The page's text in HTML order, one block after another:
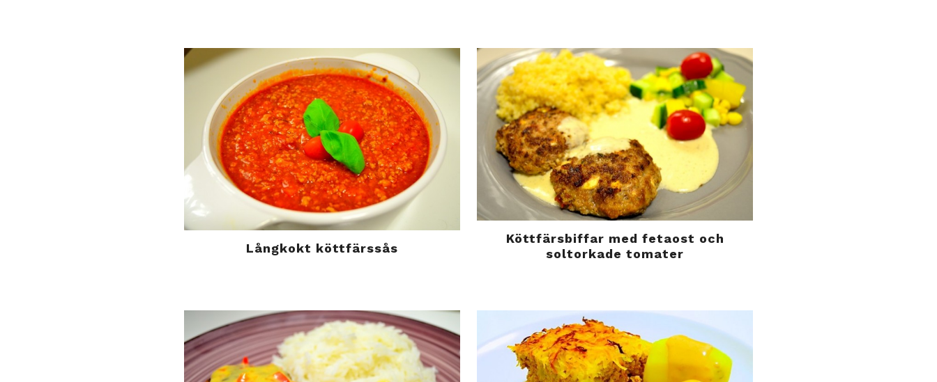
Långkokt köttfärssås
Köttfärsbiffar med fetaost och
soltorkade tomater